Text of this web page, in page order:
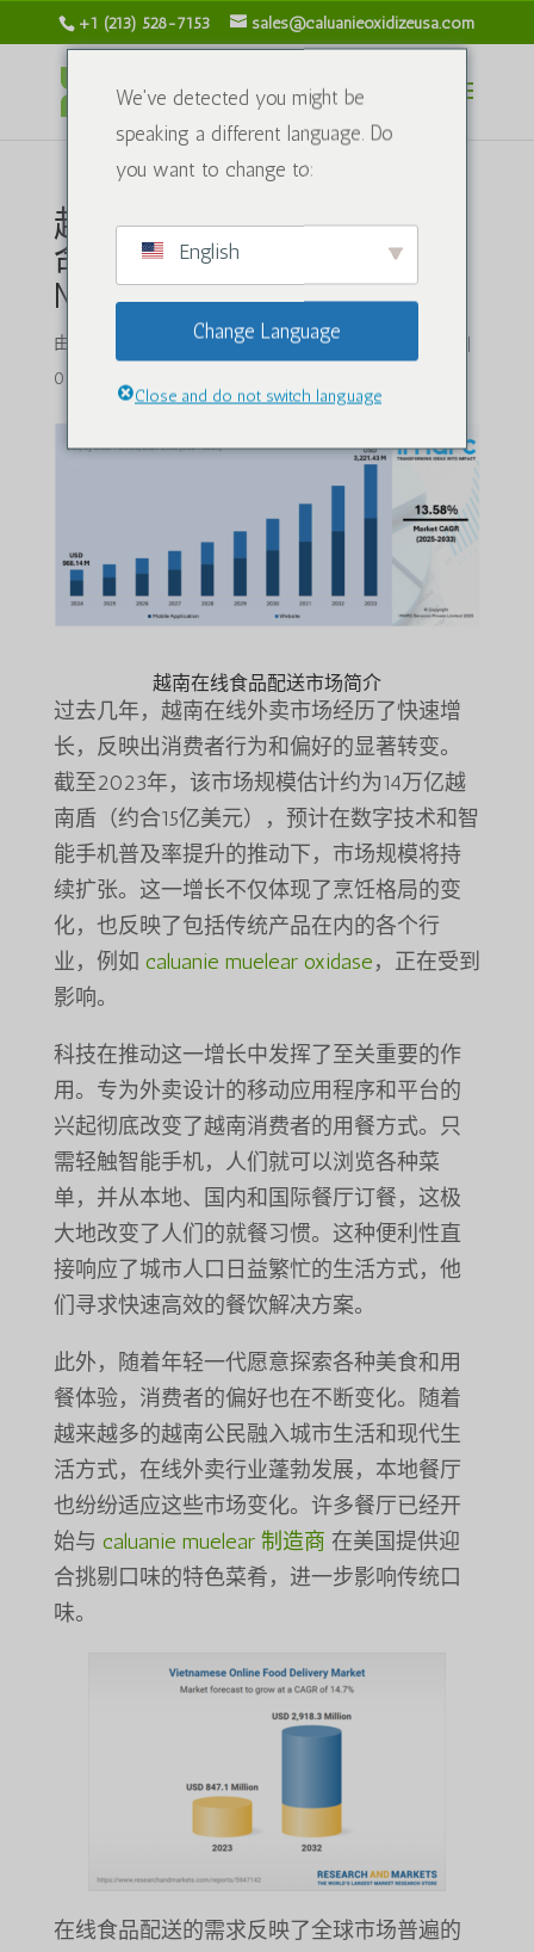
+1 (213) 528-7153 sales@caluanieoxidizeusa.com
越南的在线食品配送革
命：看看它对 Caluanie
Muelear Oxidize 的影响
由 caluanieoxidizeusa.com| 2025 年 7 月 17 日
|
0 条评论
越南在线食品配送市场简介
过去几年，越南在线外卖市场经历了快速增
长，反映出消费者行为和偏好的显著转变。
截至2023年，该市场规模估计约为14万亿越
南盾（约合15亿美元），预计在数字技术和智
能手机普及率提升的推动下，市场规模将持
续扩张。这一增长不仅体现了烹饪格局的变
化，也反映了包括传统产品在内的各个行
业，例如 caluanie muelear oxidase，正在受到
影响。
科技在推动这一增长中发挥了至关重要的作
用。专为外卖设计的移动应用程序和平台的
兴起彻底改变了越南消费者的用餐方式。只
需轻触智能手机，人们就可以浏览各种菜
单，并从本地、国内和国际餐厅订餐，这极
大地改变了人们的就餐习惯。这种便利性直
接响应了城市人口日益繁忙的生活方式，他
们寻求快速高效的餐饮解决方案。
此外，随着年轻一代愿意探索各种美食和用
餐体验，消费者的偏好也在不断变化。随着
越来越多的越南公民融入城市生活和现代生
活方式，在线外卖行业蓬勃发展，本地餐厅
也纷纷适应这些市场变化。许多餐厅已经开
始与 caluanie muelear 制造商 在美国提供迎
合挑剔口味的特色菜肴，进一步影响传统口
味。
在线食品配送的需求反映了全球市场普遍的
We've detected you might be
speaking a different language. Do
you want to change to:
English
Change Language
Close and do not switch language